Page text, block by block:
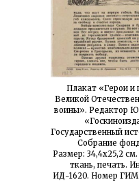
Плакат «Герои и
Великой
воины». Редактор
Государственный
Собрание
Размер: 34,4х25,2
ткань, печать.
ИД-1620. Номер